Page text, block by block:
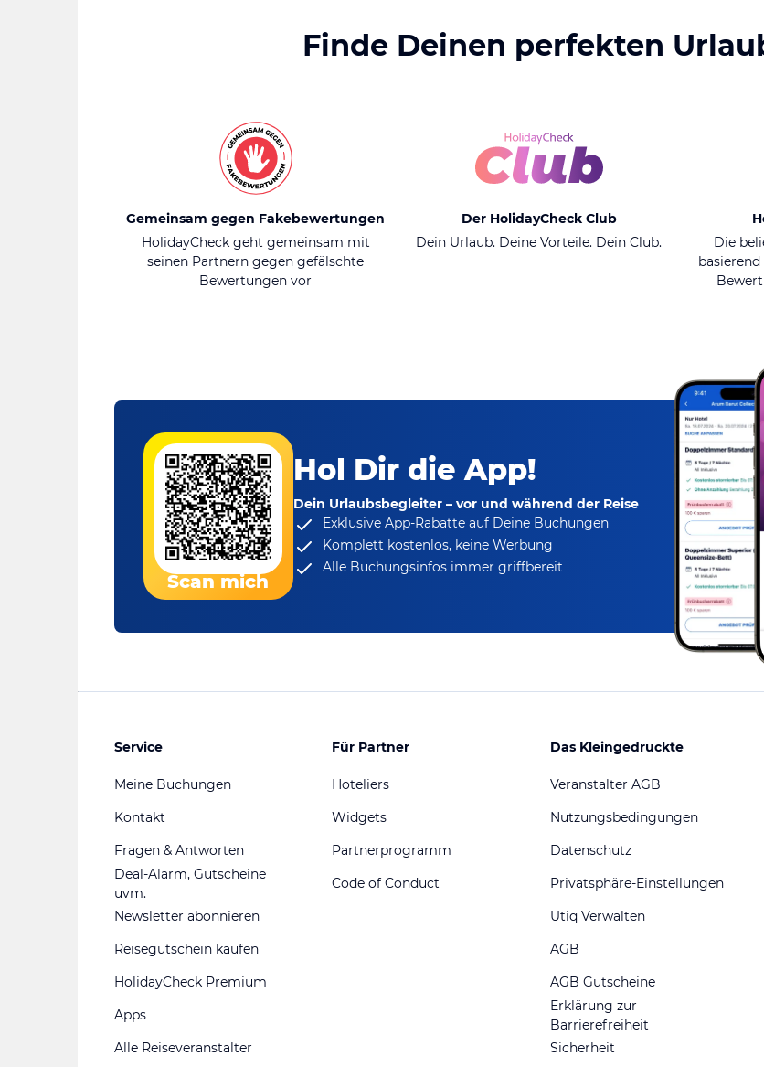
Finde Deinen perfekten
Gemeinsam gegen Fakebewertungen
HolidayCheck geht gemeinsam mit
seinen Partnern gegen gefälschte
Bewertungen vor
Der HolidayCheck Club
Dein Urlaub. Deine Vorteile. Dein Club.
Die
Scan mich
Hol Dir die App!
Dein Urlaubsbegleiter – vor und während der Reise
Exklusive App-Rabatteauf Deine Buchungen
Komplett kostenlos, keine Werbung
Alle Buchungsinfos immer griffbereit
Service
Meine Buchungen
Kontakt
Fragen & Antworten
Deal-Alarm, Gutscheine
uvm.
Newsletter abonnieren
Reisegutschein kaufen
HolidayCheck Premium
Apps
Alle Reiseveranstalter
Für Partner
Hoteliers
Widgets
Partnerprogramm
Code of Conduct
Das Kleingedruckte
Veranstalter AGB
Nutzungsbedingungen
Datenschutz
Privatsphäre-Einstellungen
Utiq Verwalten
AGB
AGB Gutscheine
Erklärung zur
Barrierefreiheit
Sicherheit